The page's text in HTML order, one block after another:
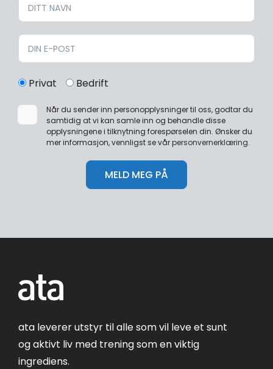
Privat Bedrift
Når du sender inn personopplysninger til oss, godtar du
samtidig at vi kan samle inn og behandle disse
opplysningene i tilknytning forespørselen din. Ønsker du
mer informasjon, vennligst se vårpersonvernerklæring.
ata leverer utstyr til alle som vil leve et sunt
og aktivt liv med trening som en viktig
ingrediens.